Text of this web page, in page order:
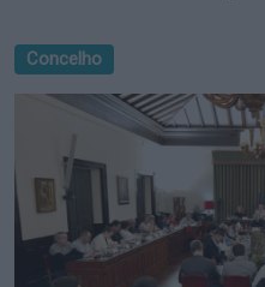
Concelho